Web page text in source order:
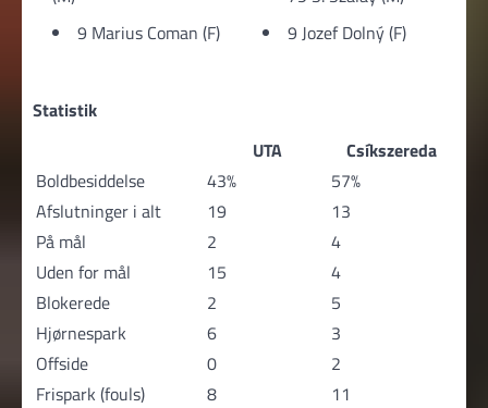
9 Marius Coman (F)
9 Jozef Dolný (F)
Statistik
UTA
Csíkszereda
Boldbesiddelse
43%
57%
Afslutninger i alt
19
13
På mål
2
4
Uden for mål
15
4
Blokerede
2
5
Hjørnespark
6
3
Offside
0
2
Frispark (fouls)
8
11